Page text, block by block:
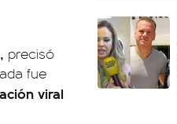
precisó
fue
viral